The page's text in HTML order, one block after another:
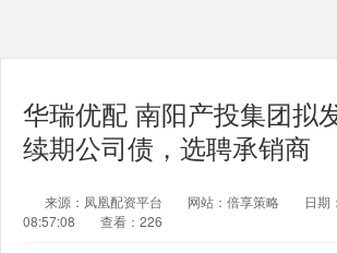
华瑞优配 南阳产投集团拟
续期公司债，选聘承销商
来源：凤凰配资平台 网站：倍享策略
日期
08:57:08
查看：226